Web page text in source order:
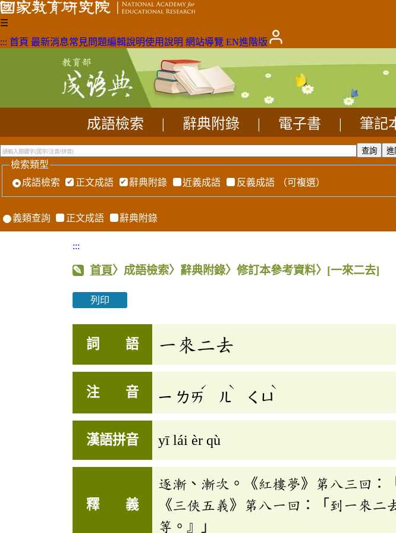
☰
::: 首頁 最新消息常見問題編輯說明使用說明 網站導覽 EN進階版
成語檢索 辭典附錄 電子書 筆記
檢索類型
成語檢索
正文成語 辭典附錄 近義成語 反義成語 （可複選）
義類查詢 正文成語 辭典附錄
:::
首頁〉成語檢索〉辭典附錄〉修訂本參考資料〉 [一來二去]
列印
詞 語 一來二去
注 音 ㄧ ㄌㄞ
ˊ
ㄦ
ˋ
ㄑㄩ
ˋ
漢語拼音 yī lái èr qù
釋 義
逐漸、漸次。《紅樓夢》第八三回：
《三俠五義》第八一回：「到一來
等。』」